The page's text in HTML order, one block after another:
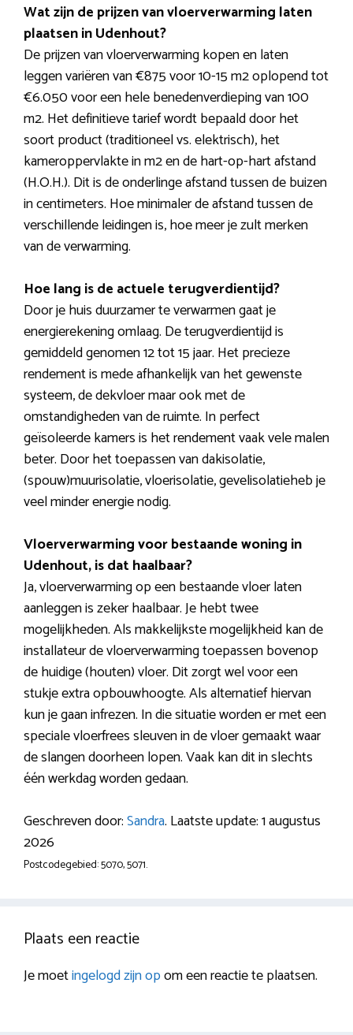
Wat zijn de prijzen van vloerverwarming laten
plaatsen in Udenhout?
De prijzen van vloerverwarming kopen en laten
leggen variëren van €875 voor 10-15 m2 oplopend tot
€6.050 voor een hele benedenverdieping van 100
m2. Het definitieve tarief wordt bepaald door het
soort product (traditioneel vs. elektrisch), het
kameroppervlakte in m2 en de hart-op-hart afstand
(H.O.H.). Dit is de onderlinge afstand tussen de buizen
in centimeters. Hoe minimaler de afstand tussen de
verschillende leidingen is, hoe meer je zult merken
van de verwarming.
Hoe lang is de actuele terugverdientijd?
Door je huis duurzamer te verwarmen gaat je
energierekening omlaag. De terugverdientijd is
gemiddeld genomen 12 tot 15 jaar. Het precieze
rendement is mede afhankelijk van het gewenste
systeem, de dekvloer maar ook met de
omstandigheden van de ruimte. In perfect
geïsoleerde kamers is het rendement vaak vele malen
beter. Door het toepassen van dakisolatie,
(spouw)muurisolatie, vloerisolatie, gevelisolatieheb je
veel minder energie nodig.
Vloerverwarming voor bestaande woning in
Udenhout, is dat haalbaar?
Ja, vloerverwarming op een bestaande vloer laten
aanleggen is zeker haalbaar. Je hebt twee
mogelijkheden. Als makkelijkste mogelijkheid kan de
installateur de vloerverwarming toepassen bovenop
de huidige (houten) vloer. Dit zorgt wel voor een
stukje extra opbouwhoogte. Als alternatief hiervan
kun je gaan infrezen. In die situatie worden er met een
speciale vloerfrees sleuven in de vloer gemaakt waar
de slangen doorheen lopen. Vaak kan dit in slechts
één werkdag worden gedaan.
Geschreven door:Sandra. Laatste update: 1 augustus
2026
Postcodegebied: 5070, 5071.
Plaats een reactie
Je moetingelogd zijn opom een reactie te plaatsen.